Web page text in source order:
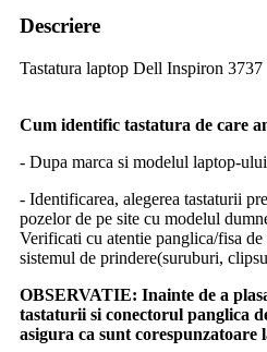
Descriere
Tastatura laptop Dell Inspiron 3737
Cum identific tastatura de care
- Dupa marca si modelul laptop-
- Identificarea, alegerea tastaturii
pozelor de pe site cu modelul
Verificati cu atentie panglica/fisa
sistemul de prindere(suruburi,
OBSERVATIE: Inainte de a
tastaturii si conectorul panglica
asigura ca sunt corespunzatoare